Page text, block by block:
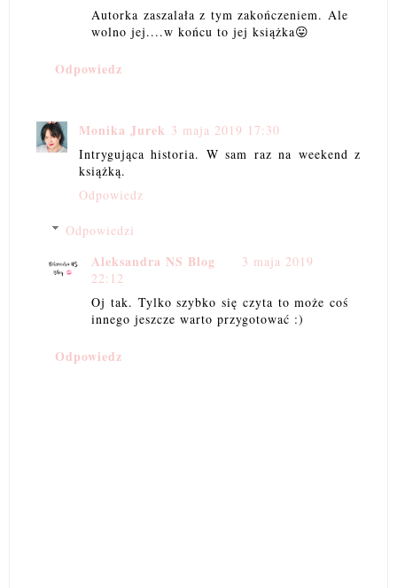
Autorka zaszalała z tym zakończeniem. Ale
wolno jej....w końcu to jej książka😛
Odpowiedz
Monika Jurek 3 maja 2019 17:30
Intrygująca historia. W sam raz na weekend z
książką.
Odpowiedz
Odpowiedzi
Aleksandra NS Blog
3 maja 2019
22:12
Oj tak. Tylko szybko się czyta to może coś
innego jeszcze warto przygotować :)
Odpowiedz